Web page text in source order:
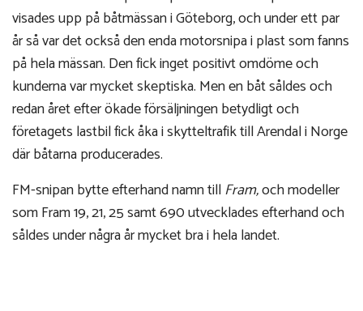
visades upp på båtmässan i Göteborg, och under ett par
år så var det också den enda motorsnipa i plast som fanns
på hela mässan. Den fick inget positivt omdöme och
kunderna var mycket skeptiska. Men en båt såldes och
redan året efter ökade försäljningen betydligt och
företagets lastbil fick åka i skytteltrafik till Arendal i Norge
där båtarna producerades.
FM-snipan bytte efterhand namn tillFram,och modeller
som Fram 19, 21, 25 samt 690 utvecklades efterhand och
såldes under några år mycket bra i hela landet.